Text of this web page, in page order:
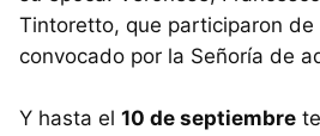
Tintoretto, que participaron de
convocado por la Señoría de
Y hasta el 10 de septiembre